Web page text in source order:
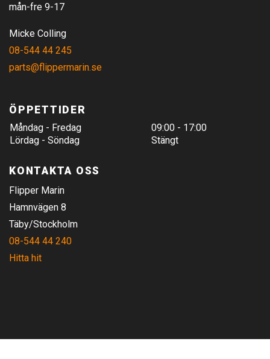
mån-fre 9-17
Micke Colling
08-544 44 245
parts@flippermarin.se
ÖPPETTIDER
Måndag - Fredag
09:00 - 17:00
Lördag - Söndag
Stängt
KONTAKTA OSS
Flipper Marin
Hamnvägen 8
Täby/Stockholm
08-544 44 240
Hitta hit